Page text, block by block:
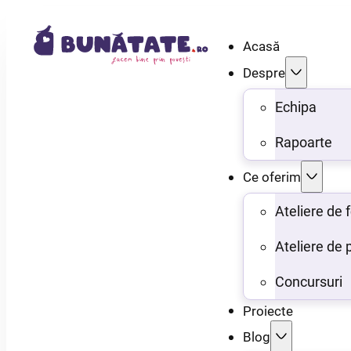
Acasă
Despre
Echipa
Rapoarte
Ce oferim
Ateliere de
Ateliere de
Concursuri
Proiecte
Blog